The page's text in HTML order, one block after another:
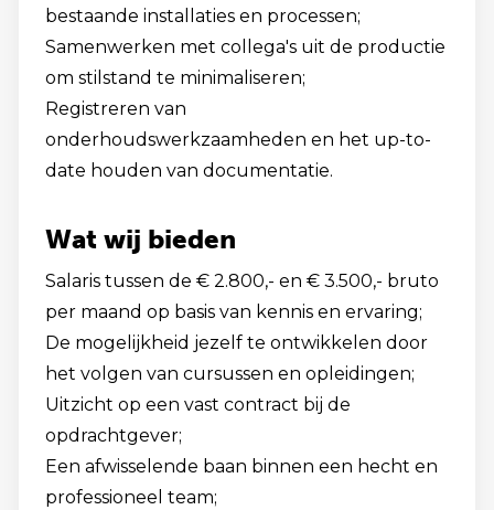
bestaande installaties en processen;
Samenwerken met collega's uit de productie
om stilstand te minimaliseren;
Registreren van
onderhoudswerkzaamheden en het up-to-
date houden van documentatie.
Wat wij bieden
Salaris tussen de € 2.800,- en € 3.500,- bruto
per maand op basis van kennis en ervaring;
De mogelijkheid jezelf te ontwikkelen door
het volgen van cursussen en opleidingen;
Uitzicht op een vast contract bij de
opdrachtgever;
Een afwisselende baan binnen een hecht en
professioneel team;